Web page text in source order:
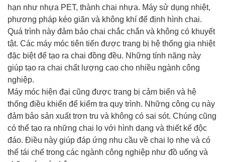
hạn như nhựa PET, thành chai nhựa. Máy sử dụng nhiệt,
phương pháp kéo giãn và không khí để định hình chai.
Quá trình này đảm bảo chai chắc chắn và không có khuyết
tật. Các máy móc tiên tiến được trang bị hệ thống gia nhiệt
đặc biệt để tạo ra chai đồng đều. Những tính năng này
giúp tạo ra chai chất lượng cao cho nhiều ngành công
nghiệp.
Máy móc hiện đại cũng được trang bị cảm biến và hệ
thống điều khiển để kiểm tra quy trình. Những công cụ này
đảm bảo sản xuất trơn tru và không có sai sót. Chúng cũng
có thể tạo ra những chai lọ với hình dạng và thiết kế độc
đáo. Điều này giúp đáp ứng nhu cầu về chai lọ nhẹ và có
thể tái chế trong các ngành công nghiệp như đồ uống và